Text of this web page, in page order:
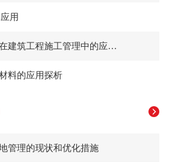
用
装配式建筑施工技术在建筑工程施工管理中的应用研究
料的应用探析
管理的现状和优化措施